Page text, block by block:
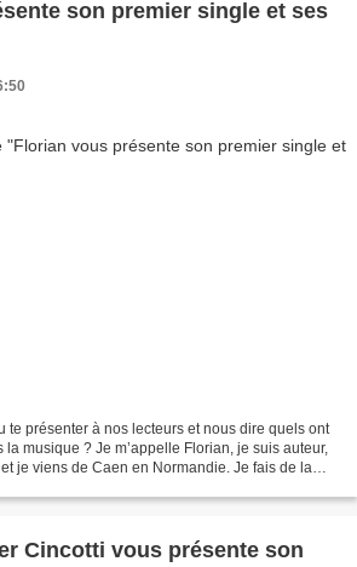
son premier single et ses
te présenter à nos lecteurs et nous dire quels ont
musique ? Je m’appelle Florian, je suis auteur,
je viens de Caen en Normandie. Je fais de la
Cincotti vous présente son